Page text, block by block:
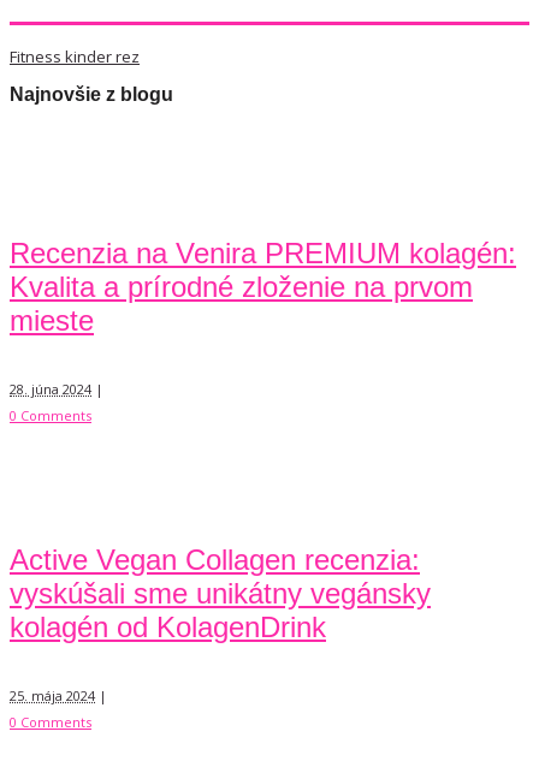
Fitness kinder rez
Najnovšie z blogu
Recenzia na Venira PREMIUM kolagén:
Kvalita a prírodné zloženie na prvom
mieste
28. júna 2024 |
0 Comments
Active Vegan Collagen recenzia:
vyskúšali sme unikátny vegánsky
kolagén od KolagenDrink
25. mája 2024 |
0 Comments